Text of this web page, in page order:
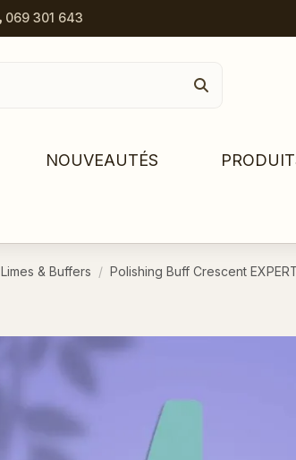
069 301 643
NOUVEAUTÉS
Limes & Buffers Polishing Buff Crescent